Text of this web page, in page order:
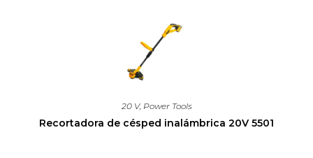
20 V, Power Tools
Recortadora de césped inalámbrica 20V 5501